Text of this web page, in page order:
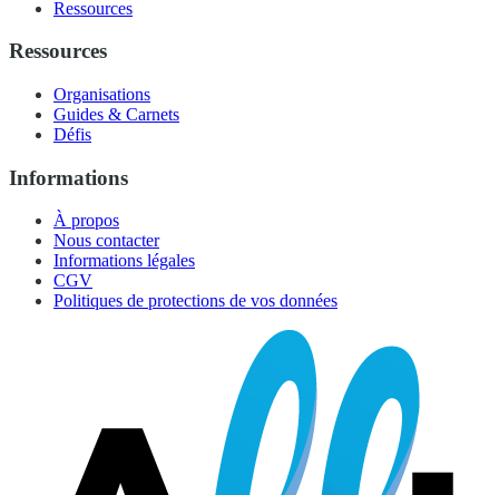
Ressources
Ressources
Organisations
Guides & Carnets
Défis
Informations
À propos
Nous contacter
Informations légales
CGV
Politiques de protections de vos données